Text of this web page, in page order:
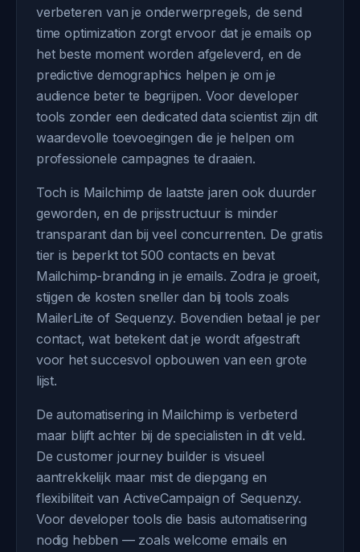
verbeteren van je onderwerpregels, de send
time optimization zorgt ervoor dat je emails op
het beste moment worden afgeleverd, en de
predictive demographics helpen je om je
audience beter te begrijpen. Voor developer
tools zonder een dedicated data scientist zijn dit
waardevolle toevoegingen die je helpen om
professionele campagnes te draaien.
Toch is Mailchimp de laatste jaren ook duurder
geworden, en de prijsstructuur is minder
transparant dan bij veel concurrenten. De gratis
tier is beperkt tot 500 contacts en bevat
Mailchimp-branding in je emails. Zodra je groeit,
stijgen de kosten sneller dan bij tools zoals
MailerLite of Sequenzy. Bovendien betaal je per
contact, wat betekent dat je wordt afgestraft
voor het succesvol opbouwen van een grote
lijst.
De automatisering in Mailchimp is verbeterd
maar blijft achter bij de specialisten in dit veld.
De customer journey builder is visueel
aantrekkelijk maar mist de diepgang en
flexibiliteit van ActiveCampaign of Sequenzy.
Voor developer tools die basis automatisering
nodig hebben — zoals welcome emails en